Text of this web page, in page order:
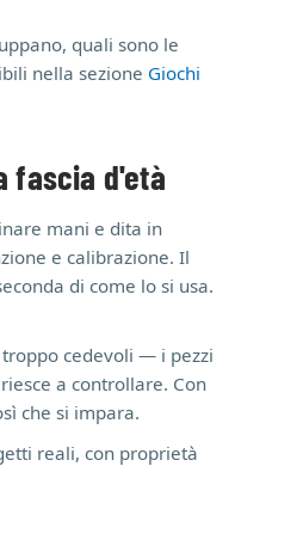
quali sono le
nella sezione Giochi
fascia d'età
mani e dita in
e calibrazione. Il
di come lo si usa.
cedevoli — i pezzi
a controllare. Con
che si impara.
reali, con proprietà